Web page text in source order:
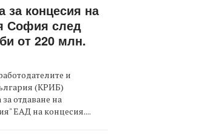
за концесия на
София след
от 220 млн.
и
(КРИБ)
отдаване на
ЕАД на концесия....